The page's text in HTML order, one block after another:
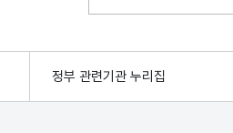
정부 관련기관 누리집